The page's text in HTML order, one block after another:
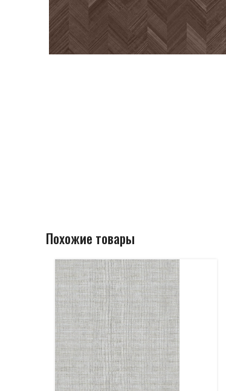
Похожие товары